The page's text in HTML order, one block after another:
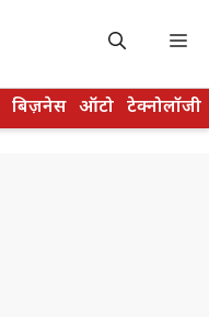
बिज़नेस ऑटो टेक्नोलॉजी